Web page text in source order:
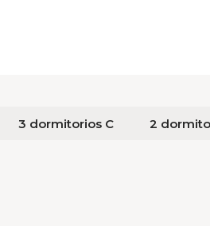
3 dormitorios C 2